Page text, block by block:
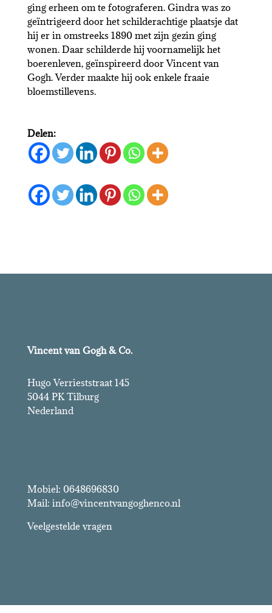
ging erheen om te fotograferen. Gindra was zo
geïntrigeerd door het schilderachtige plaatsje dat
hij er in omstreeks 1890 met zijn gezin ging
wonen. Daar schilderde hij voornamelijk het
boerenleven, geïnspireerd door Vincent van
Gogh. Verder maakte hij ook enkele fraaie
bloemstillevens.
Delen:
Vincent van Gogh & Co.
Hugo Verrieststraat 145
5044 PK Tilburg
Nederland
Mobiel: 0648696830
Mail: info@vincentvangoghenco.nl
Veelgestelde vragen